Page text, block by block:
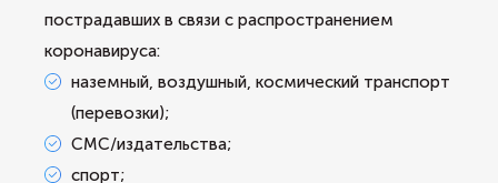
пострадавших в связи с распространением
коронавируса:
наземный, воздушный, космический транспорт
(перевозки);
СМС/издательства;
спорт;